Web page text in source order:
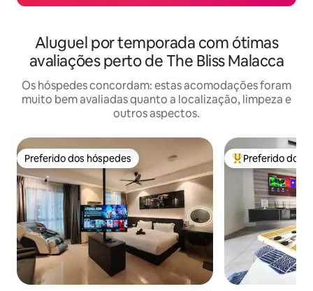
Aluguel por temporada com ótimas
avaliações perto de The Bliss Malacca
Os hóspedes concordam: estas acomodações foram
muito bem avaliadas quanto a localização, limpeza e
outros aspectos.
Preferido dos hóspedes
Preferido dos hóspedes Entre os
Preferido dos